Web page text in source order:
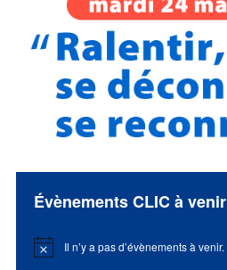
Évènements CLIC à venir
Notice Il n’y a pas d’évènements à venir.